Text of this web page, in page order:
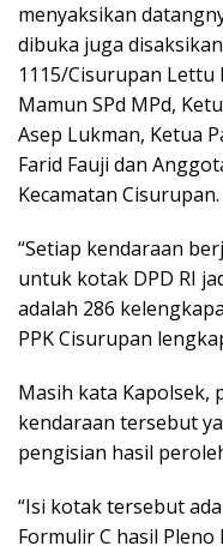
menyaksikan
dibuka juga
1115/Cisurupan Lettu
Mamun SPd MPd,
Asep Lukman, Ketua
Farid Fauji dan
Kecamatan Cisurupan.
“Setiap kendaraan
untuk kotak DPD RI
adalah 286
PPK Cisurupan
Masih kata Kapolsek,
kendaraan tersebut
pengisian hasil
“Isi kotak tersebut
Formulir C hasil Pleno